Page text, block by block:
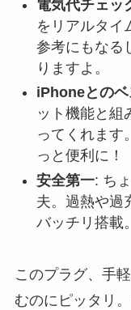
電気代チェッ
をリアルタイ
参考にもなる
りますよ。
iPhoneとの
ット機能と組
ってくれます
っと便利に！
安全第一: ち
夫。過熱や過
バッチリ搭載。
このプラグ、 手
むのにピッタリ 。